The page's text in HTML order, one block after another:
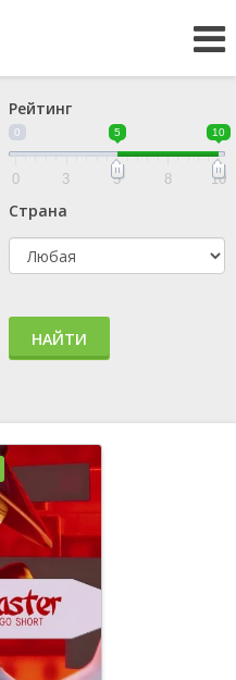
Рейтинг
0 5 10
0 3 5 8 10
Страна
НАЙТИ